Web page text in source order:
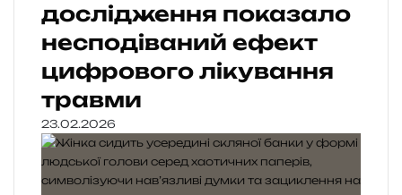
дослідження показало
несподіваний ефект
цифрового лікування
травми
23.02.2026